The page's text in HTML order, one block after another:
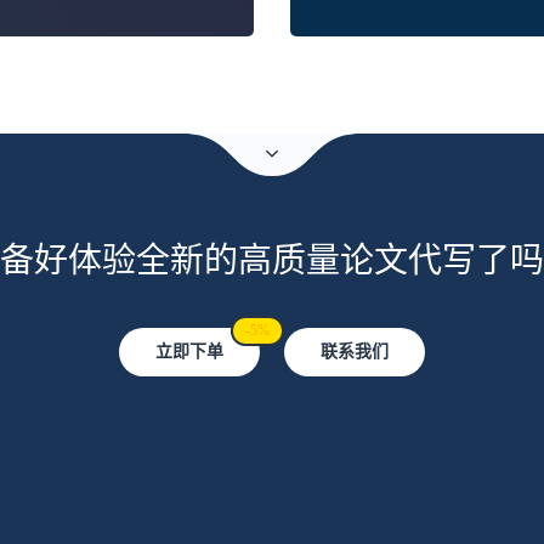
好体验全新的高质量论文代写了
立即下单
-5%
联系我们